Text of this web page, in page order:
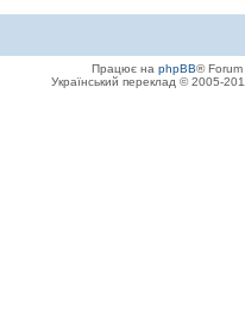
Працює на phpBB®
Український переклад © 2005-